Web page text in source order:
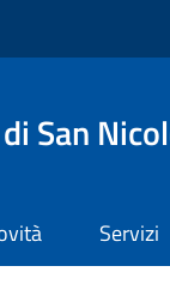
San
Servizi